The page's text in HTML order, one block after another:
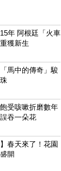
年 阿根廷「火車
獲新生
馬中的傳奇」駿
受咳嗽折磨數年
吞一朵花
】春天來了！花園
開